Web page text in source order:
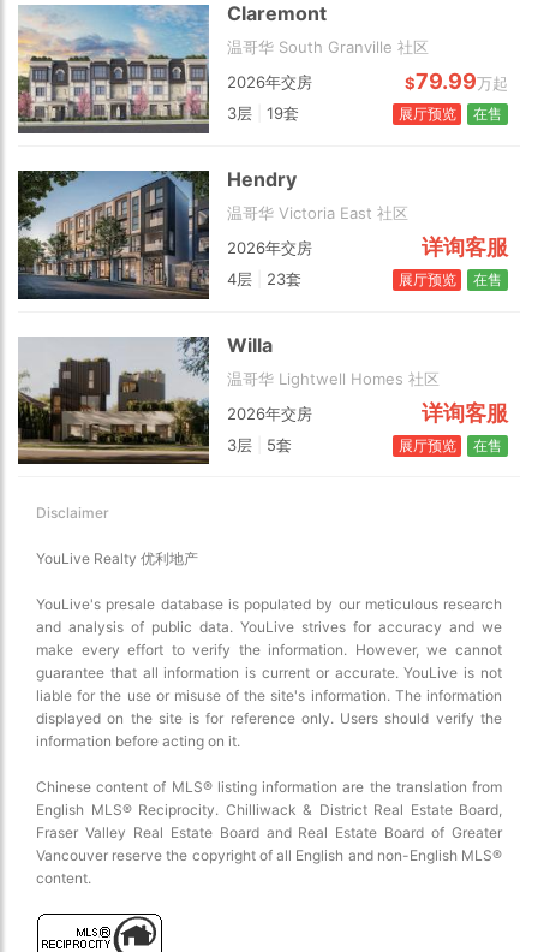
Choose view
Satellite
Traffic conditions
Show traffic incidents
Claremont
温哥华 South Granville 社区
2026年交房
$79.99万起
3层
19套 在售
展厅预览
Hendry
温哥华 Victoria East 社区
2026年交房
详询客服
4层 23套 在售
展厅预览
Willa
温哥华 Lightwell Homes 社区
2026年交房
详询客服
3层 5套 在售
展厅预览
Disclaimer
YouLive Realty 优利地产
YouLive's presale database is populated by our meticulous research
and analysis of public data. YouLive strives for accuracy and we
make every effort to verify the information. However, we cannot
guarantee that all information is current or accurate. YouLive is not
liable for the use or misuse of the site's information. The information
displayed on the site is for reference only. Users should verify the
information before acting on it.
Chinese content of MLS® listing information are the translation from
English MLS® Reciprocity. Chilliwack & District Real Estate Board,
Fraser Valley Real Estate Board and Real Estate Board of Greater
Vancouver reserve the copyright of all English and non-English MLS®
content.